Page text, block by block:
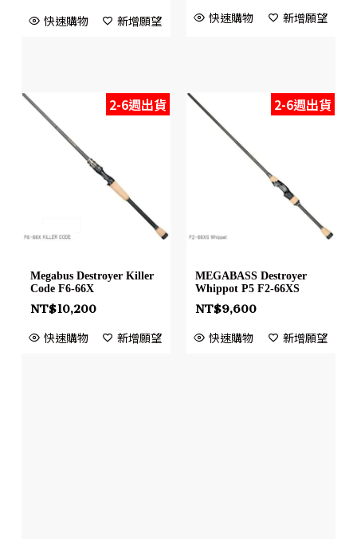
快速購物 新增願望 快速購物 新增願望
2-6週出貨
Megabus Destroyer Killer
Code F6-66X
NT$10,200
快速購物 新增願望
2-6週出貨
MEGABASS Destroyer
Whippot P5 F2-66XS
NT$9,600
快速購物 新增願望